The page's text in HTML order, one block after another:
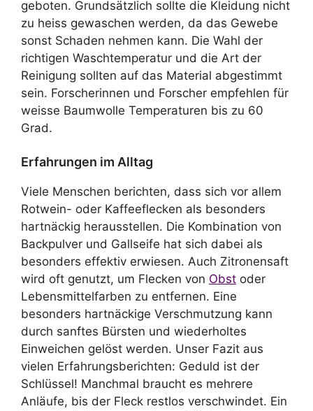
geboten. Grundsätzlich sollte die Kleidung nicht
zu heiss gewaschen werden, da das Gewebe
sonst Schaden nehmen kann. Die Wahl der
richtigen Waschtemperatur und die Art der
Reinigung sollten auf das Material abgestimmt
sein. Forscherinnen und Forscher empfehlen für
weisse Baumwolle Temperaturen bis zu 60
Grad.
Erfahrungen im Alltag
Viele Menschen berichten, dass sich vor allem
Rotwein- oder Kaffeeflecken als besonders
hartnäckig herausstellen. Die Kombination von
Backpulver und Gallseife hat sich dabei als
besonders effektiv erwiesen. Auch Zitronensaft
wird oft genutzt, um Flecken von Obst oder
Lebensmittelfarben zu entfernen. Eine
besonders hartnäckige Verschmutzung kann
durch sanftes Bürsten und wiederholtes
Einweichen gelöst werden. Unser Fazit aus
vielen Erfahrungsberichten: Geduld ist der
Schlüssel! Manchmal braucht es mehrere
Anläufe, bis der Fleck restlos verschwindet. Ein